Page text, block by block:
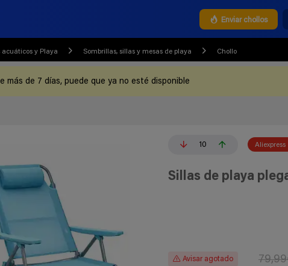
Enviar chollos
acuáticos y Playa Sombrillas, sillas y mesas de playa Chollo
más de 7 días, puede que ya no esté disponible
10 Aliexpress
Sillas de playa
Avisar agotado